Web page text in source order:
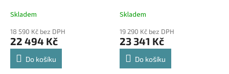
Skladem
18 590 Kč bez DPH
22 494 Kč
Do košíku
Skladem
19 290 Kč bez DPH
23 341 Kč
Do košíku